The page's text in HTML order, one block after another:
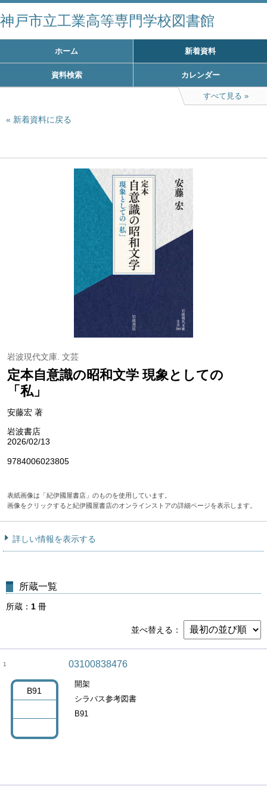
神戸市立工業高等専門学校図書館
ホーム 新着資料
資料検索 カレンダー
すべて見る
新着資料に戻る
岩波現代文庫. 文芸
定本自意識の昭和文学 現象としての
「私」
安藤宏 著
岩波書店
2026/02/13
9784006023805
表紙画像は「紀伊國屋書店」のものを使用しています。
画像をクリックすると紀伊國屋書店のオンラインストアの詳細ページを表示します。
詳しい情報を表示する
所蔵一覧
所蔵 1 冊
並べ替える
1
B91
03100838476
開架
シラバス参考図書
B91